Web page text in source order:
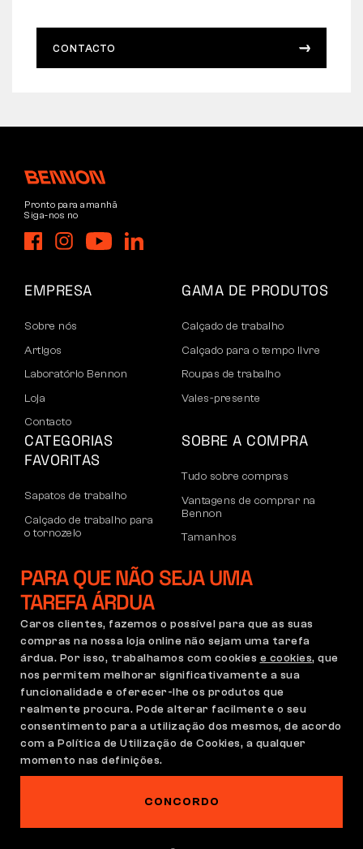
CONTACTO
Pronto para amanhã
Siga-nos no
EMPRESA
Sobre nós
Artigos
Laboratório Bennon
Loja
Contacto
GAMA DE PRODUTOS
Calçado de trabalho
Calçado para o tempo livre
Roupas de trabalho
Vales-presente
CATEGORIAS
FAVORITAS
Sapatos de trabalho
Calçado de trabalho para
o tornozelo
Calçado de lazer para
o tornozelo
Calças
Moletons
SOBRE A COMPRA
Tudo sobre compras
Vantagens de comprar na
Bennon
Tamanhos
Transporte e pagamento
Registo no B2B
Reclamações e garantia
Condições Gerais
Política de Reclamações
Configuração de cookies
GDPR
Portugal | Português
PARA QUE NÃO SEJA UMA
TAREFA ÁRDUA
Caros clientes, fazemos o possível para que as suas
compras na nossa loja online não sejam uma tarefa
árdua. Por isso, trabalhamos com cookies e cookies, que
nos permitem melhorar significativamente a sua
funcionalidade e oferecer-lhe os produtos que
realmente procura. Pode alterar facilmente o seu
consentimento para a utilização dos mesmos, de acordo
com a Política de Utilização de Cookies, a qualquer
momento nas definições.
CONCORDO